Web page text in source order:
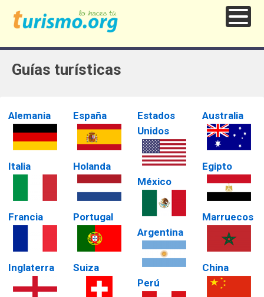
Guías turísticas
Alemania
Italia
Francia
Inglaterra
España
Holanda
Portugal
Suiza
Estados
Unidos
México
Argentina
Perú
Australia
Egipto
Marruecos
China